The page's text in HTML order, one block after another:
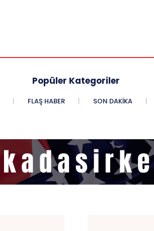
Popüler Kategoriler
FLAŞ HABER SON DAKIKA